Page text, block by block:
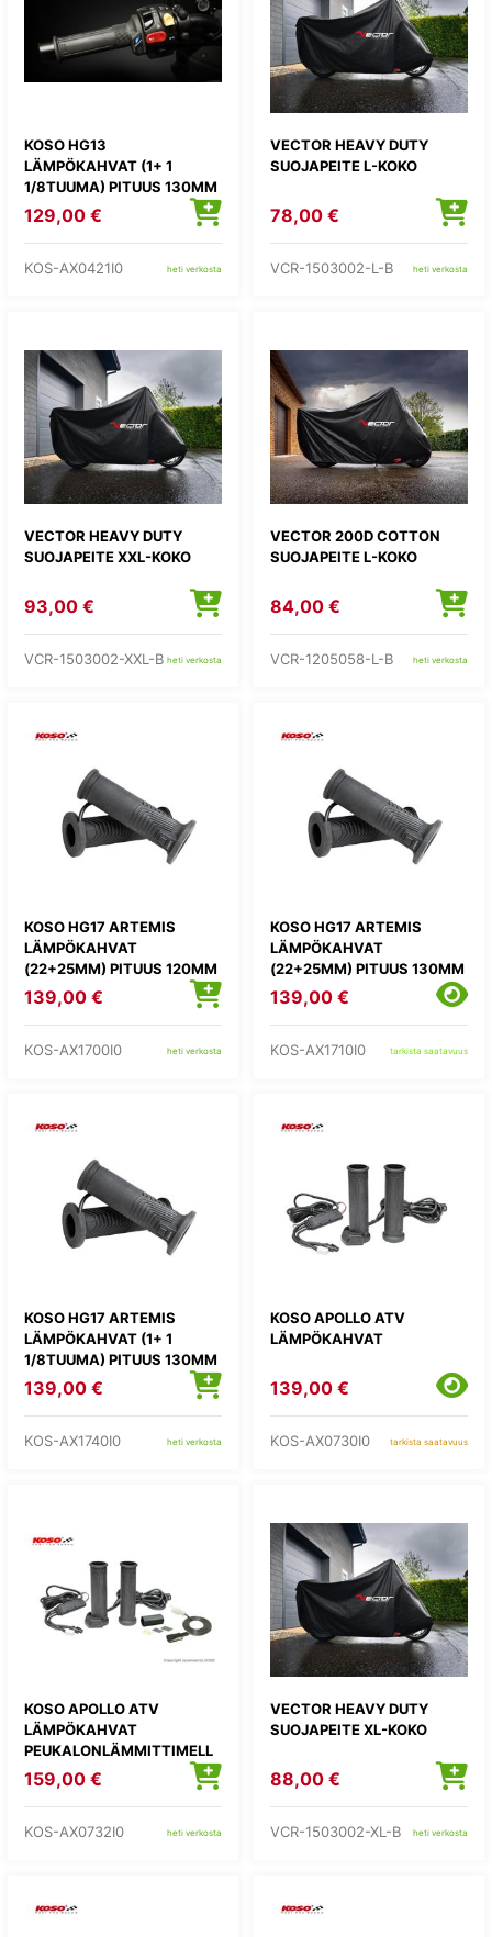
KOSO HG13
LÄMPÖKAHVAT (1+ 1
1/8TUUMA) PITUUS 130MM
129,00 €
KOS-AX0421I0 heti verkosta
VECTOR HEAVY DUTY
SUOJAPEITE L-KOKO
78,00 €
VCR-1503002-L-B heti verkosta
VECTOR HEAVY DUTY
SUOJAPEITE XXL-KOKO
93,00 €
VCR-1503002-XXL-B heti verkosta
VECTOR 200D COTTON
SUOJAPEITE L-KOKO
84,00 €
VCR-1205058-L-B heti verkosta
KOSO HG17 ARTEMIS
LÄMPÖKAHVAT
(22+25MM) PITUUS 120MM
139,00 €
KOS-AX1700I0 heti verkosta
KOSO HG17 ARTEMIS
LÄMPÖKAHVAT
(22+25MM) PITUUS 130MM
139,00 €
KOS-AX1710I0 tarkista saatavuus
KOSO HG17 ARTEMIS
LÄMPÖKAHVAT (1+ 1
1/8TUUMA) PITUUS 130MM
139,00 €
KOS-AX1740I0 heti verkosta
KOSO APOLLO ATV
LÄMPÖKAHVAT
139,00 €
KOS-AX0730I0 tarkista saatavuus
KOSO APOLLO ATV
LÄMPÖKAHVAT
PEUKALONLÄMMITTIMELL
Ä
159,00 €
KOS-AX0732I0 heti verkosta
VECTOR HEAVY DUTY
SUOJAPEITE XL-KOKO
88,00 €
VCR-1503002-XL-B heti verkosta